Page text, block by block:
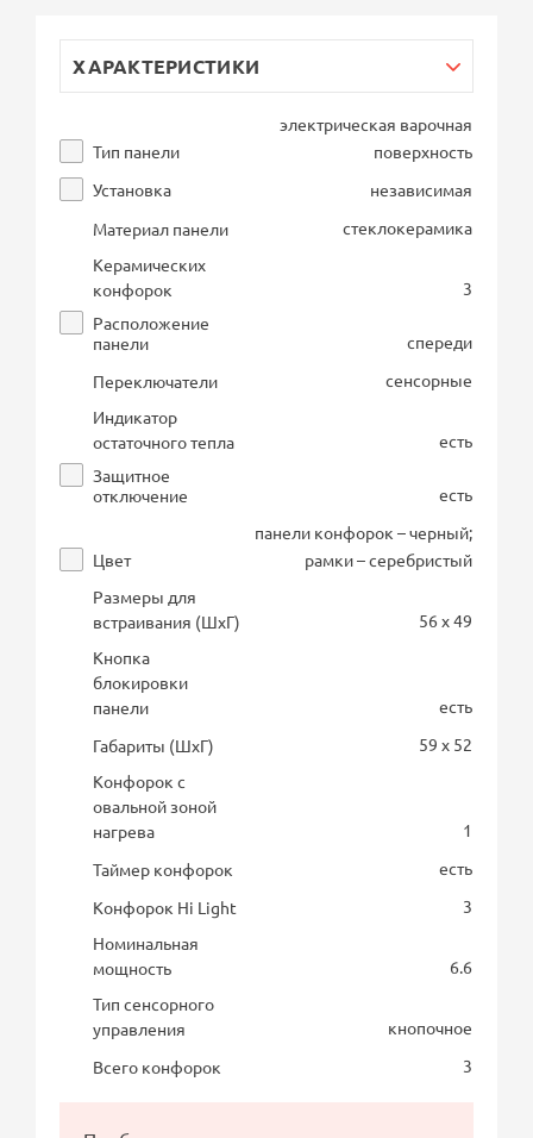
ХАРАКТЕРИСТИКИ
Тип панели
электрическая варочная
поверхность
Установка
независимая
Материал панели
стеклокерамика
Керамических
конфорок
3
Расположение
панели
спереди
Переключатели
сенсорные
Индикатор
остаточного тепла
есть
Защитное
отключение
есть
Цвет
панели конфорок – черный;
рамки – серебристый
Размеры для
встраивания (ШхГ)
56 x 49
Кнопка
блокировки
панели
есть
Габариты (ШхГ)
59 x 52
Конфорок с
овальной зоной
нагрева
1
Таймер конфорок
есть
Конфорок Hi Light
3
Номинальная
мощность
6.6
Тип сенсорного
управления
кнопочное
Всего конфорок
3